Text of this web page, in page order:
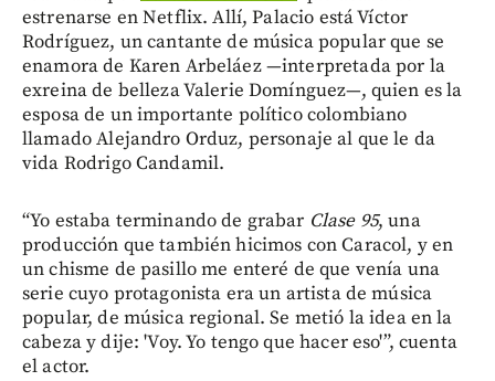
estrenarse en Netflix. Allí, Palacio está Víctor
Rodríguez, un cantante de música popular que se
enamora de Karen Arbeláez —interpretada por la
exreina de belleza Valerie Domínguez—, quien es la
esposa de un importante político colombiano
llamado Alejandro Orduz, personaje al que le da
vida Rodrigo Candamil.
“Yo estaba terminando de grabar Clase 95, una
producción que también hicimos con Caracol, y en
un chisme de pasillo me enteré de que venía una
serie cuyo protagonista era un artista de música
popular, de música regional. Se metió la idea en la
cabeza y dije: 'Voy. Yo tengo que hacer eso'”, cuenta
el actor.